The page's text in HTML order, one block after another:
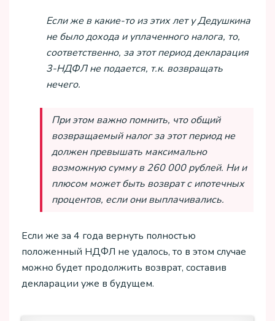
Если же в какие-то из этих лет у Дедушкина
не было дохода и уплаченного налога, то,
соответственно, за этот период декларация
3-НДФЛ не подается, т.к. возвращать
нечего.
При этом важно помнить, что общий
возвращаемый налог за этот период не
должен превышать максимально
возможную сумму в 260 000 рублей. Ни и
плюсом может быть возврат с ипотечных
процентов, если они выплачивались.
Если же за 4 года вернуть полностью
положенный НДФЛ не удалось, то в этом случае
можно будет продолжить возврат, составив
декларации уже в будущем.